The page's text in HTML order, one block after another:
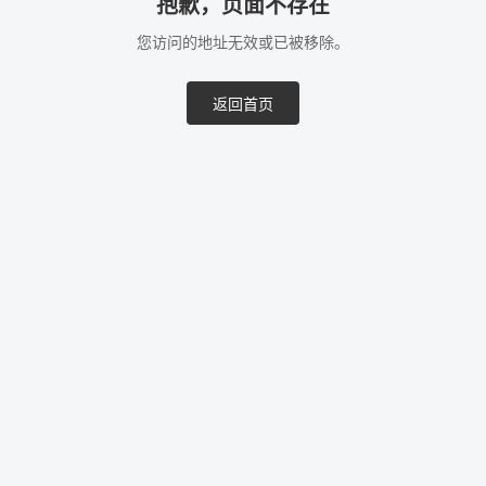
抱歉，页面不存在
您访问的地址无效或已被移除。
返回首页